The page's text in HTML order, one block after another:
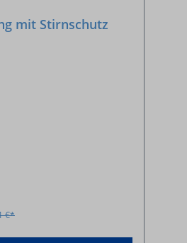
mit Stirnschutz
€*